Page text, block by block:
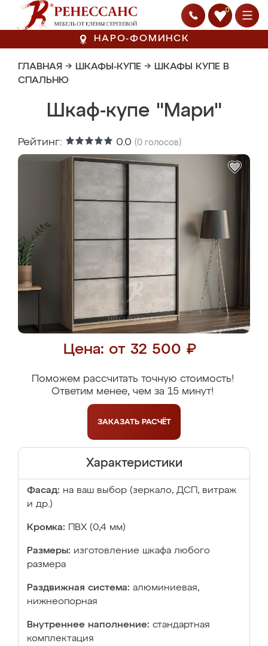
0
НАРО-ФОМИНСК
ГЛАВНАЯ → ШКАФЫ-КУПЕ → ШКАФЫ КУПЕ В
СПАЛЬНЮ
Шкаф-купе "Мари"
Рейтинг: 0.0 (0 голосов)
Цена: от 32 500 ₽
Поможем рассчитать точную стоимость!
Ответим менее, чем за 15 минут!
ЗАКАЗАТЬ РАСЧЁТ
Характеристики
Фасад: на ваш выбор (зеркало, ДСП, витраж
и др.)
Кромка: ПВХ (0,4 мм)
Размеры: изготовление шкафа любого
размера
Раздвижная система: алюминиевая,
нижнеопорная
Внутреннее наполнение: стандартная
комплектация